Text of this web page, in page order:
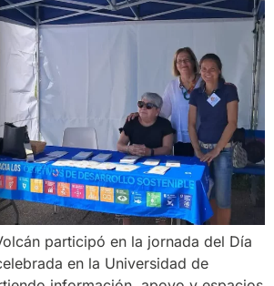
participó en la jornada del Día
en la Universidad de